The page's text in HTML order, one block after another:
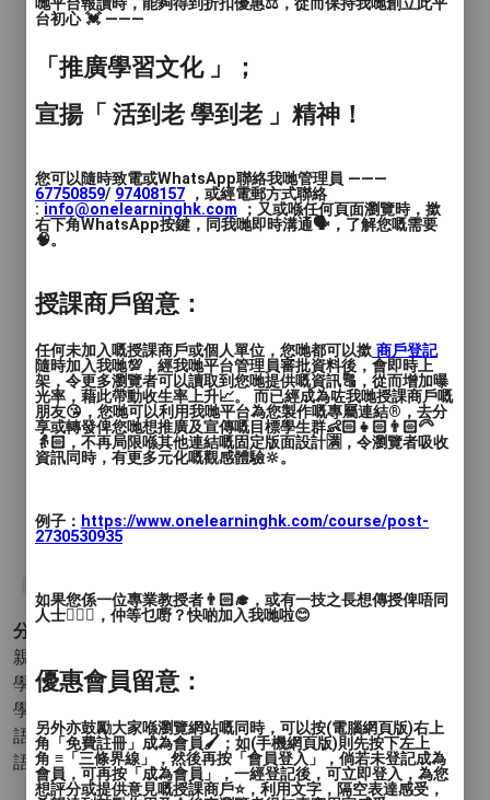
are opening a new time slot : Saturday
🟢Thursday 10am 👉🏻 3 seats remaining
🟢Friday 3pm 👉🏻 2 seats remaining
🟢Saturday 3pm 🆕✨
📱☎️ 想了解更多，立即 WhatsApp或致電
24301266 查詢有關詳情！
分類 :
親子 - 幼兒教育(親子)
學術 - 幼兒教育(學術)
學術 - 基礎教育
語言 - 廣東話
語言 - 英語
哋平台報讀時，能夠得到折扣優惠⚖️，從而保持我哋創立此平
台初心 💓 ———
「推廣學習文化 」；
宣揚「 活到老 學到老 」精神！
您可以隨時致電或WhatsApp聯絡我哋管理員 ———
67750859/ 97408157 ，或經電郵方式聯絡
: info@onelearninghk.com ；又或喺任何頁面瀏覽時，撳
右下角WhatsApp按鍵，同我哋即時溝通🗣️，了解您嘅需要
🧠。
授課商戶留意：
任何未加入嘅授課商戶或個人單位，您哋都可以撳 商戶登記
隨時加入我哋💯，經我哋平台管理員審批資料後，會即時上
架，令更多瀏覽者可以讀取到您哋提供嘅資訊🔠，從而增加曝
光率，藉此帶動收生率上升📈。 而已經成為咗我哋授課商戶嘅
朋友😘，您哋可以利用我哋平台為您製作嘅專屬連結®️，去分
享或轉發俾您哋想推廣及宣傳嘅目標學生群👶🏻👧🏻👨🏻‍🦳
👵🏻，不再局限喺其他連結嘅固定版面設計🈵，令瀏覽者吸收
資訊同時，有更多元化嘅觀感體驗🔆。
例子： https://www.onelearninghk.com/course/post-
2730530935
如果您係一位專業教授者👨🏻‍🎓，或有一技之長想傳授俾唔同
人士🙋🏻‍♂️，仲等乜嘢？快啲加入我哋啦😊
優惠會員留意：
另外亦鼓勵大家喺瀏覽網站嘅同時，可以按(電腦網頁版)右上
角「免費註冊」成為會員🖌️；如(手機網頁版)則先按下左上
角 ≡「三條界線」，然後再按「會員登入」，倘若未登記成為
會員，可再按「成為會員」，一經登記後，可立即登入，為您
想評分或提供意見嘅授課商戶⭐️，利用文字，隔空表達感受，